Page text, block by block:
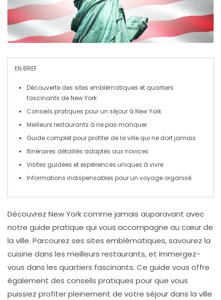
EN BREF
Découverte des sites emblématiques et quartiers
fascinants de New York
Conseils pratiques pour un séjour à New York
Meilleurs restaurants à ne pas manquer
Guide complet pour profiter de la ville qui ne dort jamais
Itinéraires détaillés adaptés aux novices
Visites guidées et expériences uniques à vivre
Informations indispensables pour un voyage organisé
Découvrez New Yorkcomme jamais auparavant avec
notre guide pratique qui vous accompagne au cœur de
la ville. Parcourez ses sites emblématiques, savourez la
cuisine dans les meilleurs restaurants, et immergez-
vous dans les quartiers fascinants. Ce guide vous offre
également des conseils pratiques pour que vous
puissiez profiter pleinement de votre séjour dans la ville